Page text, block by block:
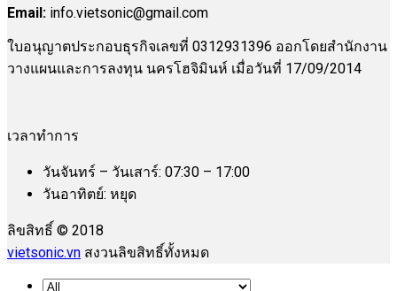
Email: info.vietsonic@gmail.com
ใบอนุญาตประกอบธุรกิจเลขที่ 0312931396 ออกโดยสำนักงาน
วางแผนและการลงทุน นครโฮจิมินห์ เมื่อวันที่ 17/09/2014
เวลาทำการ
วันจันทร์ – วันเสาร์: 07:30 – 17:00
วันอาทิตย์: หยุด
ลิขสิทธิ์ © 2018
vietsonic.vn สงวนลิขสิทธิ์ทั้งหมด